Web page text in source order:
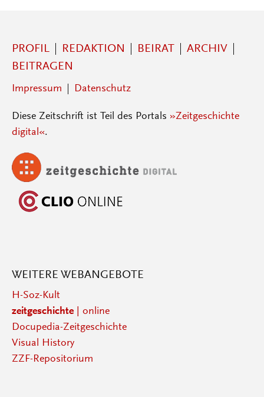
PROFIL REDAKTION BEIRAT
ARCHIV
BEITRAGEN
Impressum Datenschutz
Diese Zeitschrift ist Teil des Portals »Zeitgeschichte
digital«.
WEITERE WEBANGEBOTE
H-Soz-Kult
zeitgeschichte| online
Docupedia-Zeitgeschichte
Visual History
ZZF-Repositorium